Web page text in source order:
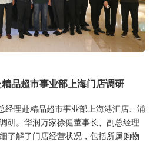
品超市事业部上海门店调研
经理赴精品超市事业部上海港汇店、浦
研。华润万家徐健董事长、副总经理
了解了门店经营状况，包括所属购物